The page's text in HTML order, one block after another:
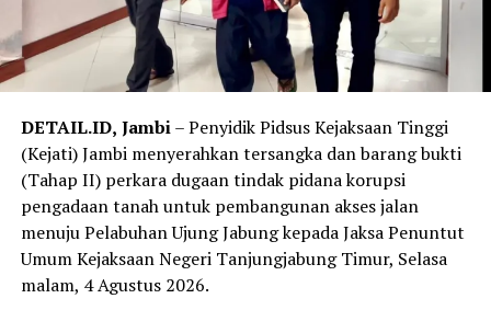
‎Korban lain yang turut melapor di antaranya ADC
Dirpamobvit Polda Jambi dengan kerugian Rp 525 juta.
Sementara ADC Karo SDM Polda Jambi mengaku
dengan janji mutasi personel.
‎Di luar dugaan penipuan rekrutmen, Brigpol Dery juga
melaporkan kerugian sebesar Rp 800 juta terkait bisnis
jual beli minyak. Bharada Wahyu Narwastu Kirana,
personel Satbrimob Polda Jambi, mengaku mengalami
kerugian Rp 150 juta yang disebut berkaitan dengan
DETAIL.ID, Jambi– Penyidik Pidsus Kejaksaan Tinggi
(Kejati) Jambi menyerahkan tersangka dan barang bukti
(Tahap II) perkara dugaan tindak pidana korupsi
pengadaan tanah untuk pembangunan akses jalan
menuju Pelabuhan Ujung Jabung kepada Jaksa Penuntut
Umum Kejaksaan Negeri Tanjungjabung Timur, Selasa
malam, 4 Agustus 2026.